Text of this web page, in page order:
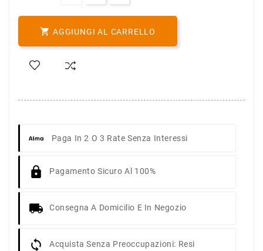
 AGGIUNGI AL CARRELLO
Paga In 2 O 3 Rate Senza Interessi
Pagamento Sicuro Al 100%
Consegna A Domicilio E In Negozio
Acquista Senza Preoccupazioni: Resi